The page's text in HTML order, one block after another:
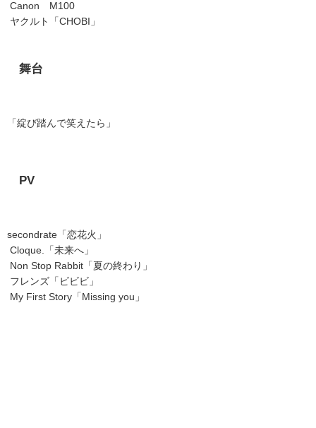
Canon
M100
ヤクルト「 CHOBI 」
舞台
「綻び踏んで笑えたら」
PV
secondrate 「恋花火」
Cloque.
「未来へ」
Non Stop Rabbit 「夏の終わり」
フレンズ「ビビビ」
My First Story 「 Missing you 」